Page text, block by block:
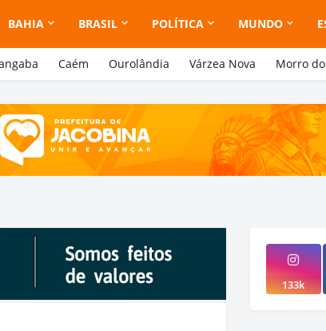
BAHIA BRASIL POLÍTICA MUNDO
Caém Ourolândia Várzea Nova Morro
133k